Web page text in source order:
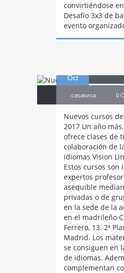
convirtiéndose
Desafío 3x3 de
evento
Oct
casaturca 0
Nuevos cursos
2017 Un año
ofrece clases de
colaboración de
idiomas Vision
Estos cursos
expertos
asequible
privadas o de
en la sede de la
en el madrileño
Ferrero, 13. 2ª
Madrid. Los
se consiguen en
de idiomas.
complementan
a las